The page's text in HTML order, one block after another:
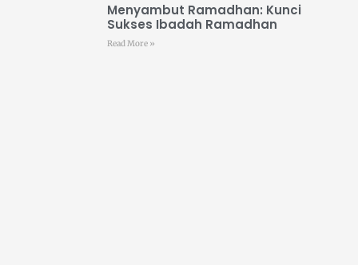
Menyambut Ramadhan: Kunci
Sukses Ibadah Ramadhan
Read More »